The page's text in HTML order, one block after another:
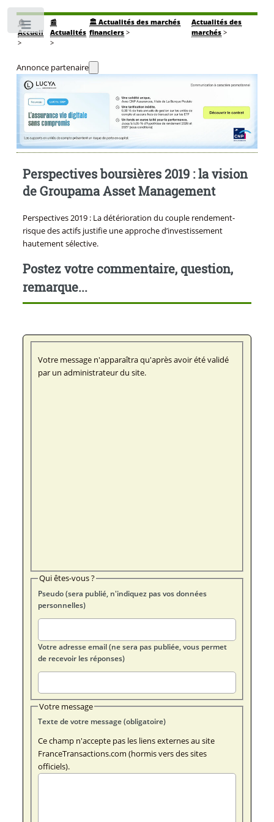
🏠
Accueil
>
📰
Actualités
>
🏛️ Actualités des marchés
financiers >
Actualités des
marchés >
Annonce partenaire
Perspectives boursières 2019 : la vision
de Groupama Asset Management
Perspectives 2019 : La détérioration du couple rendement-
risque des actifs justifie une approche d’investissement
hautement sélective.
Postez votre commentaire, question,
remarque...
Votre message n'apparaîtra qu'après avoir été validé
par un administrateur du site.
Qui êtes-vous ?
Pseudo (sera publié, n'indiquez pas vos données
personnelles)
Votre adresse email (ne sera pas publiée, vous permet
de recevoir les réponses)
Votre message
Texte de votre message (obligatoire)
Ce champ n'accepte pas les liens externes au site
FranceTransactions.com (hormis vers des sites
officiels).
Toggle